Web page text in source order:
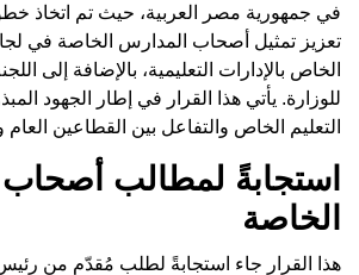
في جمهورية مصر العربية، حيث تم اتخاذ
تعزيز تمثيل أصحاب المدارس الخاصة في
الخاص بالإدارات التعليمية، بالإضافة إلى
للوزارة. يأتي هذا القرار في إطار الجهود
التعليم الخاص والتفاعل بين القطاعين
استجابةً لمطالب
الخاصة
هذا القرار جاء استجابةً لطلب مُقدّم من